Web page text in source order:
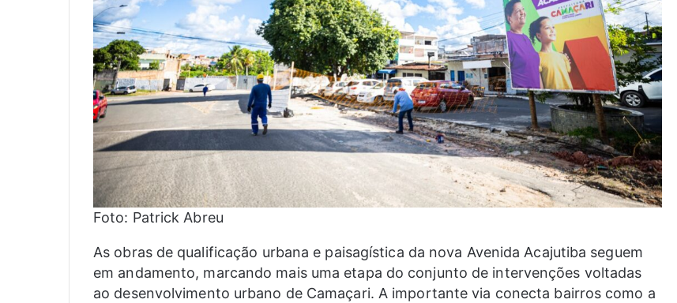
Foto: Patrick Abreu
As obras de qualificação urbana e paisagística da nova Avenida Acajutiba seguem
em andamento, marcando mais uma etapa do conjunto de intervenções voltadas
ao desenvolvimento urbano de Camaçari. A importante via conecta bairros como a